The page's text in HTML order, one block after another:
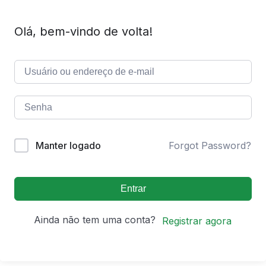
Olá, bem-vindo de volta!
Manter logado Forgot Password?
Entrar
Ainda não tem uma conta? Registrar agora